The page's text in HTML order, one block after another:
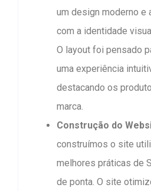
um design moderno e
com a identidade
O layout foi pensado
uma experiência
destacando os
marca.
Construção do
construímos o site
melhores práticas de
de ponta. O site